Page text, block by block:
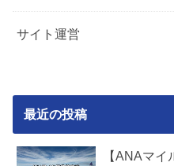
サイト運営
最近の投稿
【ANAマ